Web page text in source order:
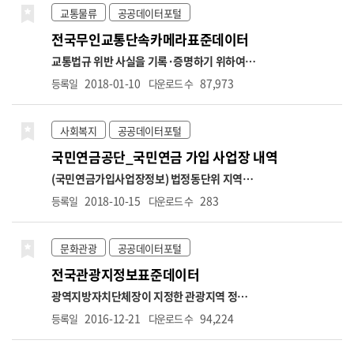
격,1.5ℓ가격,2ℓ가격,2.5ℓ가격,3ℓ가격,5ℓ가
격,10ℓ가격,20ℓ가격,30ℓ가격,50ℓ가격,60ℓ가
격,75ℓ가격,100ℓ가격,120ℓ가격,125ℓ가격,관
리부서명,관리부서전화번호
교통물류 공공데이터포털
전국무인교통단속카메라표준데이터
교통법규 위반 사실을 기록·증명하기 위하여 설
치·관리되는 고정식 무인교통단속카메라에 대
한 정보(이동식 무인교통단속카메라는 제외) *
시군구명,도로종류,도로노선번호,도로노선명,
도로노선방향,소재지도로명주소,소재지지번
주소,위도,경도,설치장소,단속구분,제한속도,
단속구간위치구분,과속단속구간길이,보호구
역구분,설치연도,관리기관명,관리기관전화번
호
등록일 2018-01-10 다운로드 수 87,973
사회복지 공공데이터포털
국민연금공단_국민연금 가입 사업장 내역
(국민연금가입사업장정보) 법정동단위 지역별,
국민연금 가입 사업장 정보* 제공 범위: 가입자
수 3인 이상 법인사업장, 가입자 수 10인 이상
설명○ 자료생성년월 → 자격마감일(사유발생
일이 속하는 달의 다음달 15일)까지 신고분 반
영○ 가입자 수 → 가입자 수(고지인원 수 포
함)○ 당월고지금액 → 국민연금법 시행령 제5
조에 의거 기준소득월액 상한액 적용으로 실제
소득과 고지금액은 상이할 수 있음 ■상한액
등록일 2018-10-15 다운로드 수 283
문화관광 공공데이터포털
전국관광지정보표준데이터
광역지방자치단체장이 지정한 관광지역 정보
(관광지, 관광단지 포함. 관광특구 제외) *항목
명: 관광지명,관광지구분,소재지도로명주소,소
등록일 2016-12-21 다운로드 수 94,224